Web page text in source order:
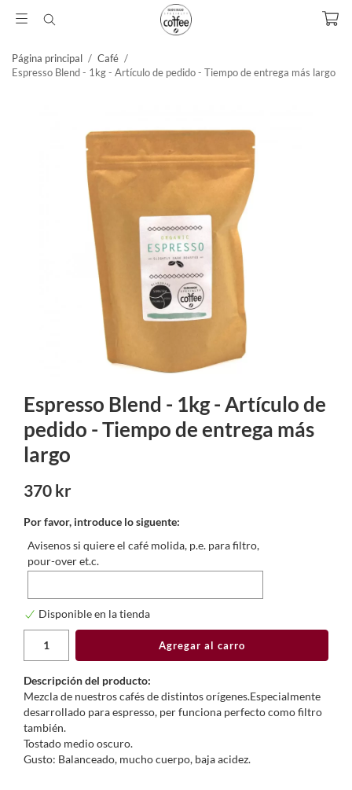
Página principal / Café /
Espresso Blend - 1kg - Artículo de pedido - Tiempo de entrega más largo
Espresso Blend - 1kg - Artículo de
pedido - Tiempo de entrega más
largo
370 kr
Por favor, introduce lo siguente:
Avisenos si quiere el café molida, p.e. para filtro,
pour-over et.c.
Disponible en la tienda
Agregar al carro
Descripción del producto:
Mezcla de nuestros cafés de distintos orígenes.Especialmente
desarrollado para espresso, per funciona perfecto como filtro
también.
Tostado medio oscuro.
Gusto: Balanceado, mucho cuerpo, baja acidez.